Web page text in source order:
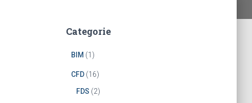
Categorie
BIM (1)
CFD(16)
FDS (2)